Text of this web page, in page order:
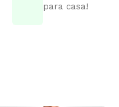
para casa!